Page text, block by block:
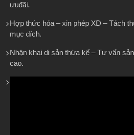
ưuđãi.
Hợp thức hóa – xin phép XD – Tách
mục đích.
Nhận khai di sản thừa kế – Tư vấn
cao.